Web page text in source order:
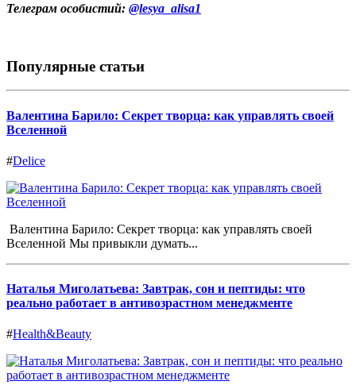
Телеграм особистий: @lesya_alisa1
Популярные статьи
Валентина Барило: Секрет творца: как управлять своей
Вселенной
#Delice
Валентина Барило: Секрет творца: как управлять своей
Вселенной Мы привыкли думать...
Наталья Миголатьева: Завтрак, сон и пептиды: что
реально работает в антивозрастном менеджменте
#Health&Beauty